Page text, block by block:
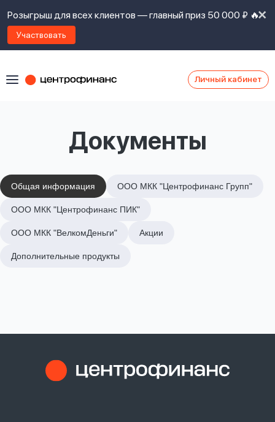
Розыгрыш для всех клиентов — главный приз 50 000 ₽ 🔥
Участвовать
Личный кабинет
Документы
Общая информация ООО МКК "Центрофинанс Групп"
ООО МКК "Центрофинанс ПИК"
ООО МКК "ВелкомДеньги" Акции
Дополнительные продукты
ознакомлен
предоставления
займов,
политикой
сайта,
согласие
обработку